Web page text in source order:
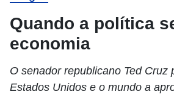
Quando a política
economia
O senador republicano Ted Cruz
Estados Unidos e o mundo a